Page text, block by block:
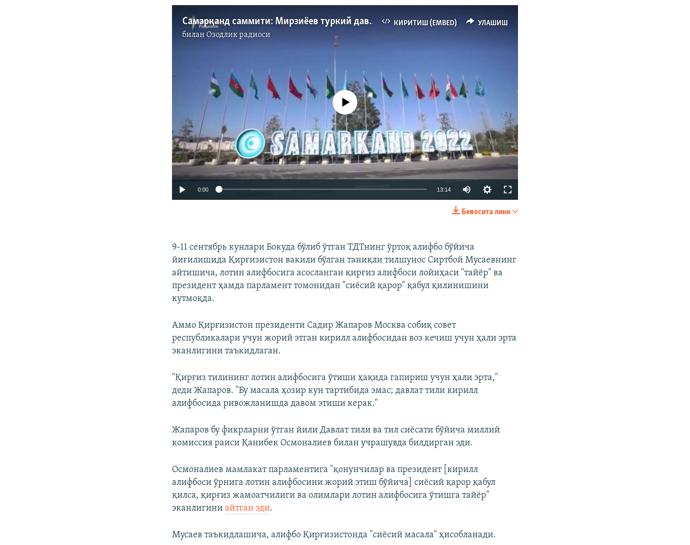
КИРИТИШ (EMBED) УЛАШИШ
Самарқанд саммити: Мирзиёев туркий давлатлар лидерларини кутиб олмоқда
биланОзодлик радиоси
Auto 240p 360p 480p
Айни дамда медиа-манба мавжуд эмас
0:00 13:14
720p
1080p
Бевосита линк
9-11 сентябрь кунлари Бокуда бўлиб ўтган ТДТнинг ўртоқ алифбо бўйича
йиғилишида Қирғизистон вакили бўлган таниқли тилшунос Сиртбой Мусаевнинг
айтишича, лотин алифбосига асосланган қирғиз алифбоси лойиҳаси "тайёр" ва
президент ҳамда парламент томонидан "сиёсий қарор" қабул қилинишини
кутмоқда.
Аммо Қирғизистон президенти Садир Жапаров Москва собиқ совет
республикалари учун жорий этган кирилл алифбосидан воз кечиш учун ҳали эрта
эканлигини таъкидлаган.
"Қирғиз тилининг лотин алифбосига ўтиши ҳақида гапириш учун ҳали эрта,"
деди Жапаров. "Бу масала ҳозир кун тартибида эмас; давлат тили кирилл
алифбосида ривожланишда давом этиши керак."
Жапаров бу фикрларни ўтган йили Давлат тили ва тил сиёсати бўйича миллий
комиссия раиси Қанибек Осмоналиев билан учрашувда билдирган эди.
Осмоналиев мамлакат парламентига "қонунчилар ва президент [кирилл
алифбоси ўрнига лотин алифбосини жорий этиш бўйича] сиёсий қарор қабул
қилса, қирғиз жамоатчилиги ва олимлари лотин алифбосига ўтишга тайёр"
эканлигиниайтган эди.
Мусаев таъкидлашича, алифбо Қирғизистонда "сиёсий масала" ҳисобланади.